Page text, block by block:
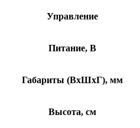
Управление
Питание, В
Габариты (ВхШхГ), мм
Высота, см